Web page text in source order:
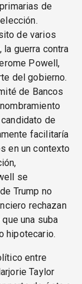
de
de varios
guerra contra
Powell,
del gobierno.
de Bancos
de
facilitaría
en un contexto
se
Trump no
rechazan
una suba
hipotecario.
entre
Taylor